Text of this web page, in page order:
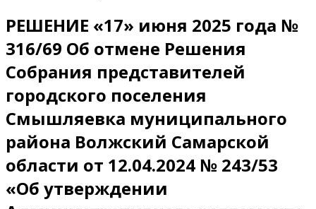
РЕШЕНИЕ «17» июня 2025 года №
316/69 Об отмене Решения
Собрания представителей
городского поселения
Смышляевка муниципального
района Волжский Самарской
области от 12.04.2024 № 243/53
«Об утверждении